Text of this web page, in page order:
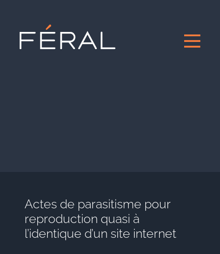
Actes de parasitisme pour
reproduction quasi à
l’identique d’un site internet